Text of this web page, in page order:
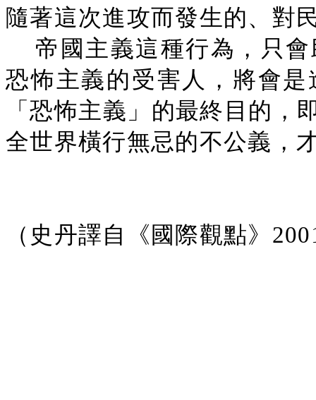
隨著這次進攻而發生的、對
帝國主義這種行為，只
恐怖主義的受害人，將會
「恐怖主義」的最終目的，
全世界橫行無忌的不公義，
（史丹譯自《國際觀點》